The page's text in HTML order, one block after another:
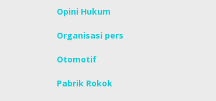
Opini Hukum
Organisasi pers
Otomotif
Pabrik Rokok